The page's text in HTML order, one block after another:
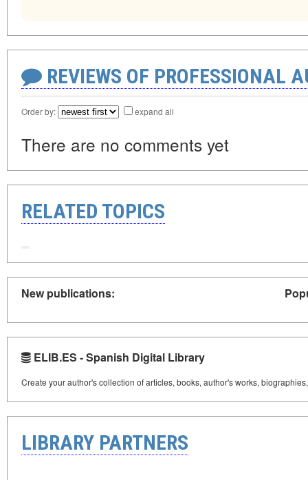
REVIEWS OF PROFESSIONAL
Order by: expand all
There are no comments yet
RELATED TOPICS
New publications:
ELIB.ES - Spanish Digital Library
Create your author's collection of articles, books, author's works,
LIBRARY PARTNERS